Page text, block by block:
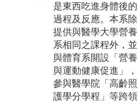
是東西吃進身體後的
過程及反應。本系除
提供與醫學大學營養
系相同之課程外，並
與體育系開設「營養
與運動健康促進」，
參與醫學院「高齡照
護學分學程」等跨領